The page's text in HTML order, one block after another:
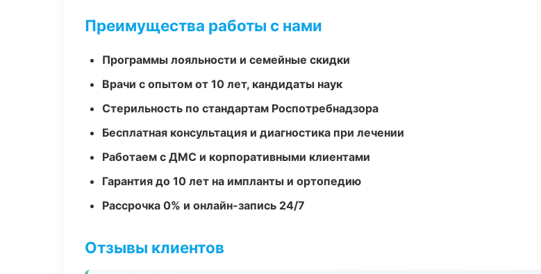
Преимущества работы с нами
Программы лояльности и семейные скидки
Врачи с опытом от 10 лет, кандидаты наук
Стерильность по стандартам Роспотребнадзора
Бесплатная консультация и диагностика при лечении
Работаем с ДМС и корпоративными клиентами
Гарантия до 10 лет на импланты и ортопедию
Рассрочка 0% и онлайн-запись 24/7
Отзывы клиентов